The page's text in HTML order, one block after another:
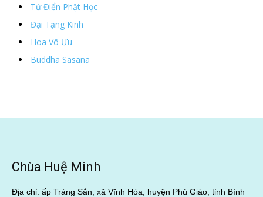
Từ Điển Phật Học
Đại Tạng Kinh
Hoa Vô Ưu
Buddha Sasana
Chùa Huệ Minh
Địa chỉ: ấp Trảng Sắn, xã Vĩnh Hòa, huyện Phú Giáo, tỉnh Bình